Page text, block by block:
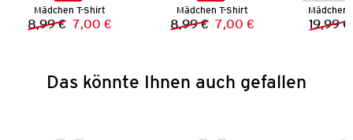
Mädchen T-Shirt
Vorheriger Preis:
8,99 € Neuer Preis:
7,00 €
Mädchen T-Shirt
Vorheriger Preis:
8,99 € Neuer Preis:
7,00 €
Mädchen
19,99 €
Das könnte Ihnen auch gefallen